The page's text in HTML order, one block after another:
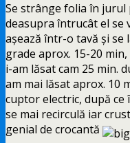
Se strânge folia în
deasupra întrucât el se
așează într-o tavă și se
grade aprox. 15-20
i-am lăsat cam 25 min.
am mai lăsat aprox. 10
cuptor electric, după
se mai recirculă iar
genial de crocantă